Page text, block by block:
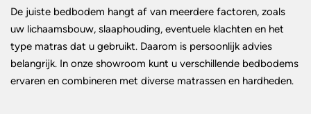
De juiste bedbodem hangt af van meerdere factoren, zoals
uw lichaamsbouw, slaaphouding, eventuele klachten en het
type matras dat u gebruikt. Daarom is persoonlijk advies
belangrijk. In onze showroom kunt u verschillende bedbodems
ervaren en combineren met diverse matrassen en hardheden.